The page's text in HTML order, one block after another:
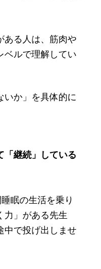
ある人は、筋肉や
ベルで理解してい
いか」を具体的に
「継続」している
眠の生活を乗り
力」がある先生
中で投げ出しませ